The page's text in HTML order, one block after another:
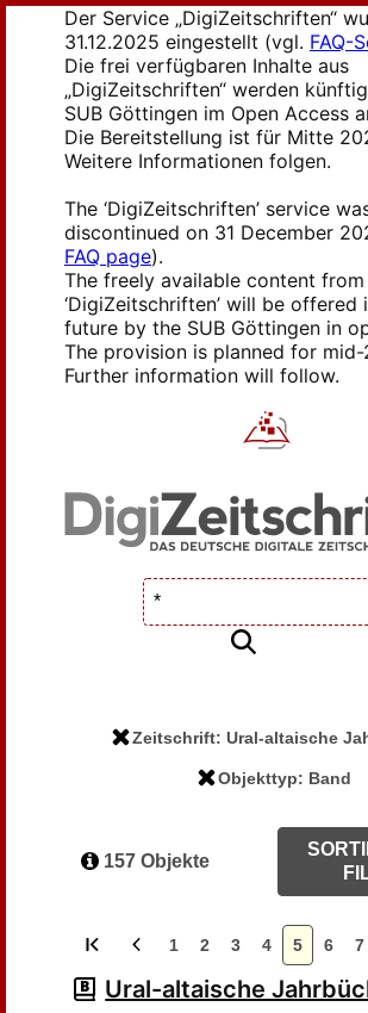
Der Service „DigiZeitschriften“
31.12.2025 eingestellt (vgl. FAQ-
Die frei verfügbaren Inhalte aus
„DigiZeitschriften“ werden
SUB Göttingen im Open Access
Die Bereitstellung ist für Mitte
Weitere Informationen folgen.
The ‘DigiZeitschriften’ service
discontinued on 31 December
FAQ page).
The freely available content from
‘DigiZeitschriften’ will be offered
future by the SUB Göttingen in
The provision is planned for mid-
Further information will follow.
Zeitschrift: Ural-altaische
Objekttyp: Band
157 Objekte
1 2 3 4 5 6 7
Ural-altaische